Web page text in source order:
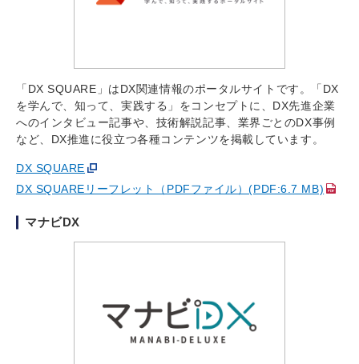
「DX SQUARE」はDX関連情報のポータルサイトです。「DX
を学んで、知って、実践する」をコンセプトに、DX先進企業
へのインタビュー記事や、技術解説記事、業界ごとのDX事例
など、DX推進に役立つ各種コンテンツを掲載しています。
DX SQUARE
DX SQUAREリーフレット（PDFファイル）(PDF:6.7 MB)
マナビDX